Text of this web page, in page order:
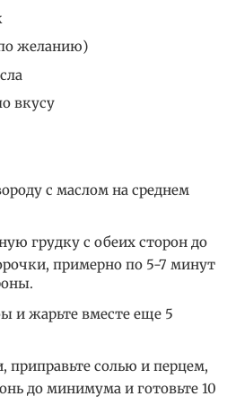
желанию)
вкусу
с маслом на среднем
грудку с обеих сторон до
примерно по 5-7 минут
и жарьте вместе еще 5
приправьте солью и перцем,
до минимума и готовьте 10